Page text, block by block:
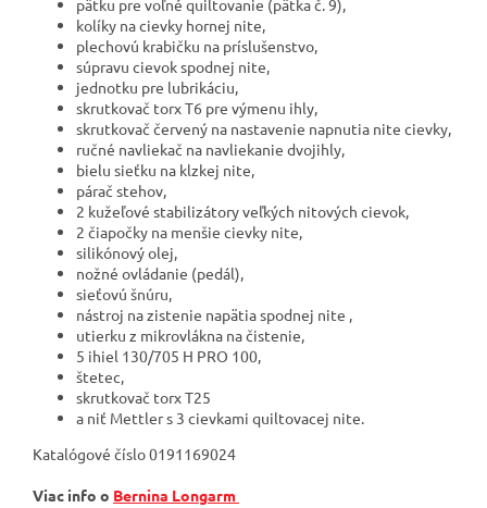
pätku pre voľné quiltovanie (pätka č. 9),
kolíky na cievky hornej nite,
plechovú krabičku na príslušenstvo,
súpravu cievok spodnej nite,
jednotku pre lubrikáciu,
skrutkovač torx T6 pre výmenu ihly,
skrutkovač červený na nastavenie napnutia nite cievky,
ručné navliekač na navliekanie dvojihly,
bielu sieťku na klzkej nite,
párač stehov,
2 kužeľové stabilizátory veľkých nitových cievok,
2 čiapočky na menšie cievky nite,
silikónový olej,
nožné ovládanie (pedál),
sieťovú šnúru,
nástroj na zistenie napätia spodnej nite ,
utierku z mikrovlákna na čistenie,
5 ihiel 130/705 H PRO 100,
štetec,
skrutkovač torx T25
a niť Mettler s 3 cievkami quiltovacej nite.
Katalógové číslo0191169024
Viac info o Bernina Longarm